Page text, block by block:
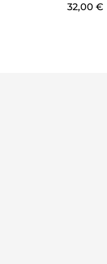
32,00 €